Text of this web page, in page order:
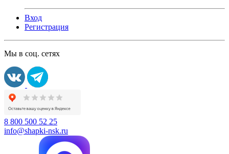
Вход
Регистрация
Мы в соц. сетях
8 800 500 52 25
info@shapki-nsk.ru